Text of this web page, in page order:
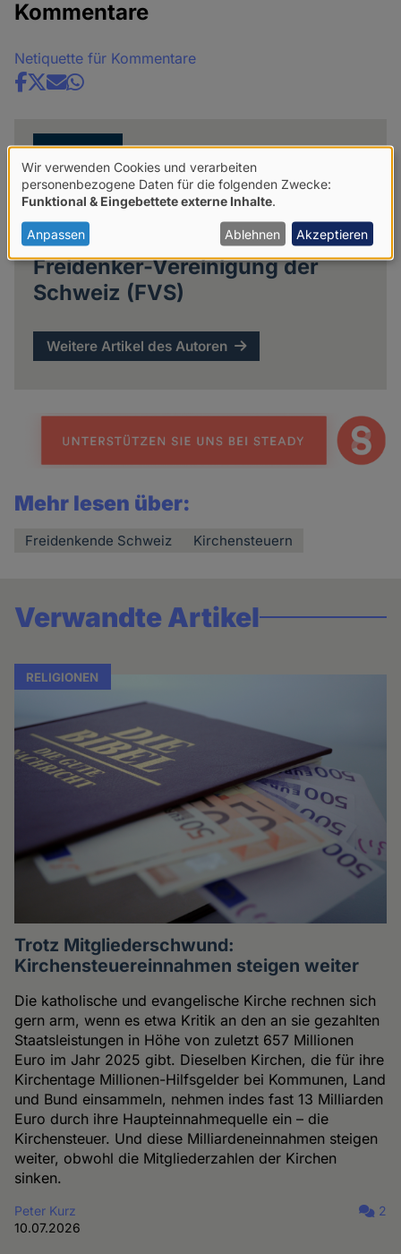
Kommentare
Netiquette für Kommentare
Share
Freidenker-Vereinigung der
Schweiz (FVS)
Weitere Artikel des Autoren
Mehr lesen über:
Freidenkende Schweiz Kirchensteuern
Verwandte Artikel
RELIGIONEN
Trotz Mitgliederschwund:
Kirchensteuereinnahmen steigen weiter
Die katholische und evangelische Kirche rechnen sich
gern arm, wenn es etwa Kritik an den an sie gezahlten
Staatsleistungen in Höhe von zuletzt 657 Millionen
Euro im Jahr 2025 gibt. Dieselben Kirchen, die für ihre
Kirchentage Millionen-Hilfsgelder bei Kommunen, Land
und Bund einsammeln, nehmen indes fast 13 Milliarden
Euro durch ihre Haupteinnahmequelle ein – die
Kirchensteuer. Und diese Milliardeneinnahmen steigen
weiter, obwohl die Mitgliederzahlen der Kirchen
sinken.
Peter Kurz
10.07.2026
2
Verwendung
von
personenbezogenen
Daten
und
Wir verwenden Cookies und verarbeiten
personenbezogene Daten für die folgenden Zwecke:
Funktional & Eingebettete externe Inhalte.
Anpassen Ablehnen Akzeptieren